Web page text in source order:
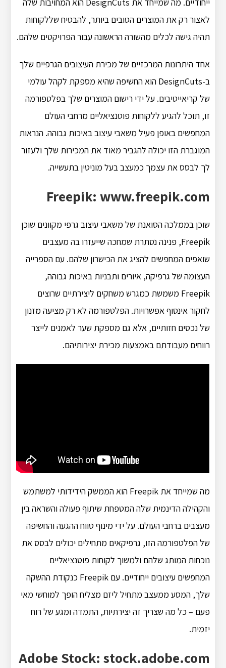
לאצור רק את המוצרים הטובים ביותר, להבטיח שללקוחות
תהיה גישה לכלים מהשורה הראשונה עבור הפרויקטים שלהם.
אחד היתרונות המרכזיים של מכירת העיצובים הגרפיים שלך
ב-DesignCuts הוא החשיפה שהיא מספקת לקהל עולמי
של קריאייטיבים. על ידי רישום המוצרים שלך בפלטפורמה
זו, תוכל להגיע ללקוחות פוטנציאליים מרחבי העולם
המחפשים באופן פעיל משאבי עיצוב באיכות גבוהה. הנראות
המוגברת הזו יכולה להגביר מאוד את המכירות שלך ולעזור
לך לבסס את עצמך כמעצב בעל מוניטין בתעשייה.
Freepik: www.freepik.com
שוכן בממלכה הסואנת של משאבי עיצוב גרפי מקוונים שוכן
Freepik, פנינה נסתרת שמחכה שייעזרו בה מעצבים
שואפים המחפשים להציג את הכישרון שלהם. עם הספרייה
העצומה של גרפיקה, איורים ותבניות באיכות גבוהה,
Freepik משמשת כמגרש משחקים ליצירתיים שרוצים
לחקור אינסוף אפשרויות. הפלטפורמה לא רק מציעה מזנון
של נכסים חזותיים, אלא גם מספקת שער לאמנים לייצר
רווחים מעבודתם באמצעות מכירת יצירותיהם.
מה שמייחד את Freepik הוא הממשק הידידותי למשתמש
והקהילה הדינמית שלה המטפחת שיתוף פעולה והשראה בין
מעצבים ברחבי העולם. על ידי מינוף טווח ההגעה והחשיפה
של הפלטפורמה הזו, גרפיקאים מתחילים יכולים לבסס את
נוכחות המותג שלהם ולמשוך לקוחות פוטנציאליים
המחפשים עיצובים ייחודיים. עם Freepik כנקודת ההשקה
שלך, המסע ממעצב מתחיל ליזם מצליח הופך למוחשי מאי
פעם – כל מה שצריך זה יצירתיות, התמדה ומגע של רוח
יזמית.
Adobe Stock: stock.adobe.com